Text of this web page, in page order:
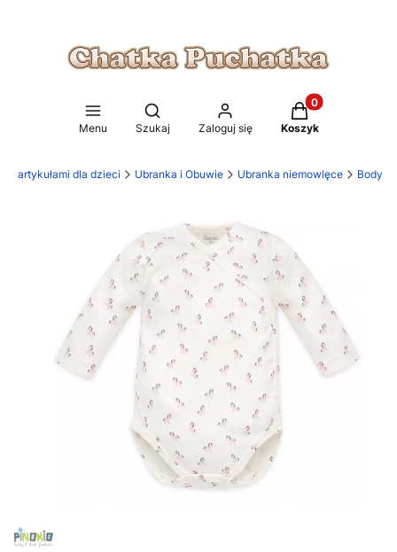
Menu
Otwórz wyszukiwarkę
Szukaj Zaloguj się
Produkty w
Koszyk
z artykułami dla dzieci Ubranka i Obuwie Ubranka niemowlęce Body